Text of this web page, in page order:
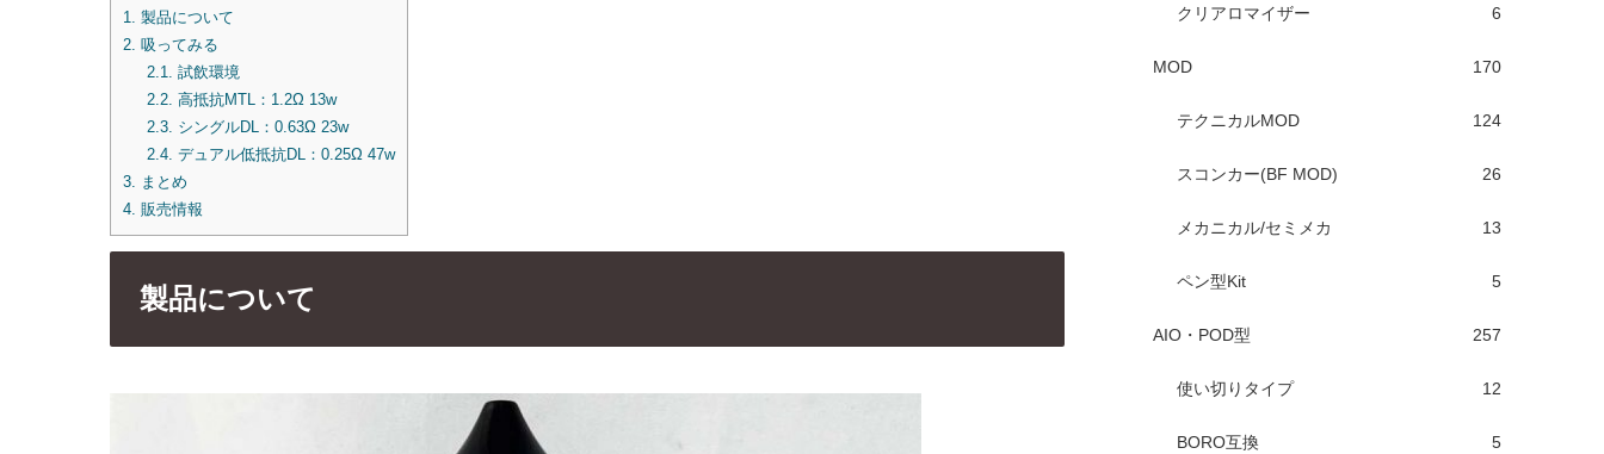
1.
製品について
2. 吸ってみる
2.1.
試飲環境
2.2. 高抵抗MTL：1.2Ω 13w
2.3. シングルDL：0.63Ω 23w
2.4. デュアル低抵抗DL：0.25Ω 47w
3.
まとめ
4. 販売情報
製品について
クリアロマイザー 6
MOD 170
テクニカルMOD 124
スコンカー(BF MOD) 26
メカニカル/セミメカ 13
ペン型Kit 5
AIO・POD型 257
使い切りタイプ 12
BORO互換 5